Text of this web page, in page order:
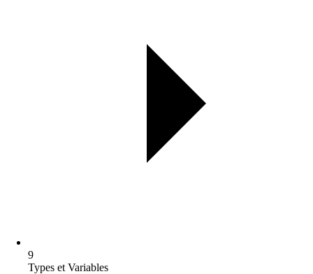
9
Types et Variables